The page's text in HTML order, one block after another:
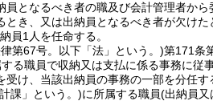
となるべき者の職及び会計管理者から
き、又は出納員となるべき者が欠けた
員1人を任命する。
第67号。以下「法」という。)第171条
る職員で収納又は支払に係る事務に従
け、当該出納員の事務の一部を分任す
課」という。)に所属する職員(出納員又